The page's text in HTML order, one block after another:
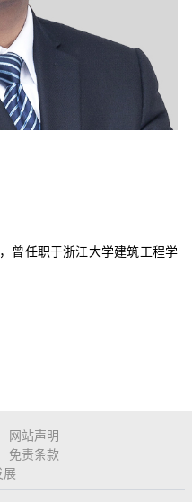
曾任职于浙江大学建筑工程学
网站声明
免责条款
展